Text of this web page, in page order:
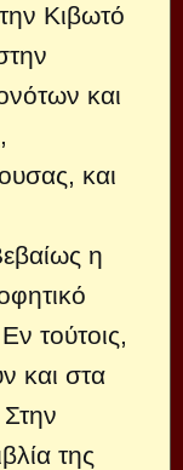
Κιβωτό
και
και
η
τούτοις,
και στα
της